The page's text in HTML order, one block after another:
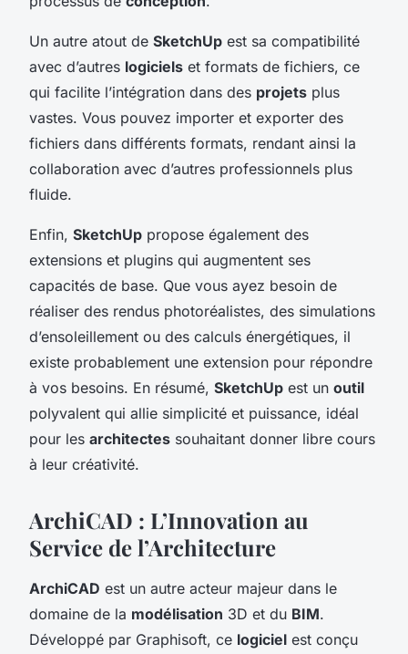
Un autre atout de SketchUp est sa compatibilité
avec d’autres logiciels et formats de fichiers, ce
qui facilite l’intégration dans des projets plus
vastes. Vous pouvez importer et exporter des
fichiers dans différents formats, rendant ainsi la
collaboration avec d’autres professionnels plus
fluide.
Enfin, SketchUp propose également des
extensions et plugins qui augmentent ses
capacités de base. Que vous ayez besoin de
réaliser des rendus photoréalistes, des simulations
d’ensoleillement ou des calculs énergétiques, il
existe probablement une extension pour répondre
à vos besoins. En résumé, SketchUp est un outil
polyvalent qui allie simplicité et puissance, idéal
pour les architectes souhaitant donner libre cours
à leur créativité.
ArchiCAD : L’Innovation au
Service de l’Architecture
ArchiCAD est un autre acteur majeur dans le
domaine de la modélisation 3D et du BIM.
Développé par Graphisoft, ce logiciel est conçu